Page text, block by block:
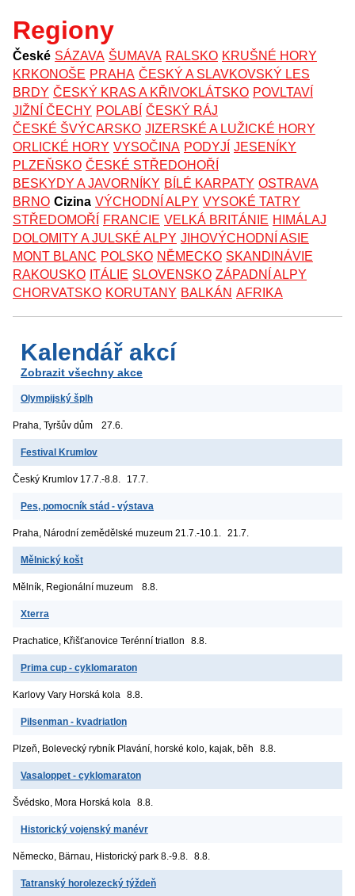
Regiony
České SÁZAVA ŠUMAVA RALSKO KRUŠNÉ HORY
KRKONOŠE PRAHA ČESKÝ A SLAVKOVSKÝ LES
BRDY ČESKÝ KRAS A KŘIVOKLÁTSKO POVLTAVÍ
JIŽNÍ ČECHY POLABÍ ČESKÝ RÁJ
ČESKÉ ŠVÝCARSKO JIZERSKÉ A LUŽICKÉ HORY
ORLICKÉ HORY VYSOČINA PODYJÍ JESENÍKY
PLZEŇSKO ČESKÉ STŘEDOHOŘÍ
BESKYDY A JAVORNÍKY BÍLÉ KARPATY OSTRAVA
BRNO Cizina VÝCHODNÍ ALPY VYSOKÉ TATRY
STŘEDOMOŘÍ
FRANCIE VELKÁ BRITÁNIE HIMÁLAJ
DOLOMITY A JULSKÉ ALPY JIHOVÝCHODNÍ ASIE
MONT BLANC POLSKO NĚMECKO SKANDINÁVIE
RAKOUSKO ITÁLIE SLOVENSKO ZÁPADNÍ ALPY
CHORVATSKO KORUTANY BALKÁN AFRIKA
Kalendář akcí
Zobrazit všechny akce
Olympijský šplh
Praha, Tyršův dům 27.6.
Festival Krumlov
Český Krumlov 17.7.-8.8. 17.7.
Pes, pomocník stád - výstava
Praha, Národní zemědělské muzeum 21.7.-10.1. 21.7.
Mělnický košt
Mělník, Regionální muzeum 8.8.
Xterra
Prachatice, Křišťanovice Terénní triatlon 8.8.
Prima cup - cyklomaraton
Karlovy Vary Horská kola 8.8.
Pilsenman - kvadriatlon
Plzeň, Bolevecký rybník Plavání, horské kolo, kajak, běh 8.8.
Vasaloppet - cyklomaraton
Švédsko, Mora Horská kola 8.8.
Historický vojenský manévr
Německo, Bärnau, Historický park 8.-9.8. 8.8.
Tatranský horolezecký týždeň